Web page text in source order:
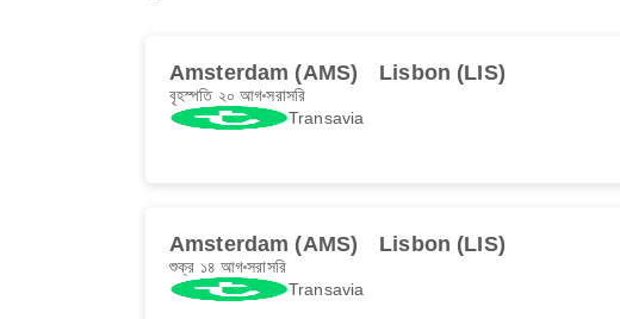
Amsterdam (AMS) Lisbon (LIS)
বৃহস্পতি ২০ আগসরাসরি
Transavia
Amsterdam (AMS) Lisbon (LIS)
শুক্র ১৪ আগসরাসরি
Transavia